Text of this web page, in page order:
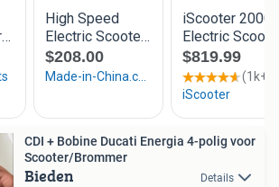
CDI + Bobine Ducati Energia 4-polig voor
Scooter/Brommer
Bieden Details